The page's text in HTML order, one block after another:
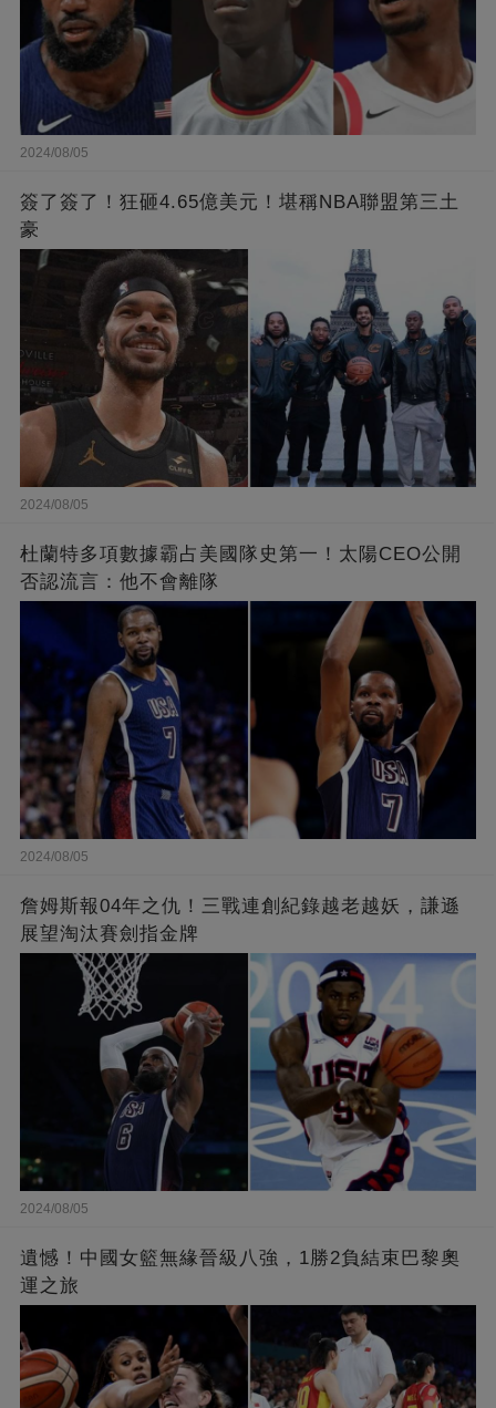
2024/08/05
簽了簽了！狂砸4.65億美元！堪稱NBA聯盟第三土
豪
2024/08/05
杜蘭特多項數據霸占美國隊史第一！太陽CEO公開
否認流言：他不會離隊
2024/08/05
詹姆斯報04年之仇！三戰連創紀錄越老越妖，謙遜
展望淘汰賽劍指金牌
2024/08/05
遺憾！中國女籃無緣晉級八強，1勝2負結束巴黎奧
運之旅